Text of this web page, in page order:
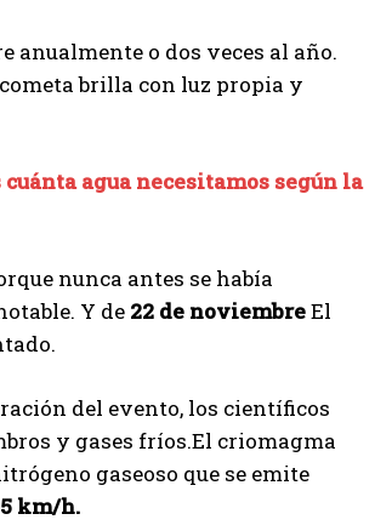
anualmente o dos veces al año.
brilla con luz propia y
agua necesitamos según la
nunca antes se había
Y de 22 de noviembreEl
del evento, los científicos
y gases fríos.El criomagma
gaseoso que se emite
km/h.